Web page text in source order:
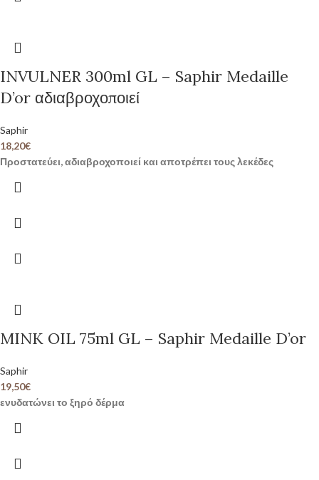
INVULNER 300ml GL – Saphir Medaille
D’or αδιαβροχοποιεί
Saphir
18,20€
Προστατεύει, αδιαβροχοποιεί και αποτρέπει τους λεκέδες
MINK OIL 75ml GL – Saphir Medaille D’or
Saphir
19,50€
ενυδατώνει το ξηρό δέρμα